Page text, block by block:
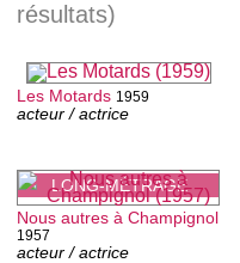
résultats)
LONG-MÉTRAGE
Les Motards 1959
acteur / actrice
Nous autres à Champignol
1957
acteur / actrice